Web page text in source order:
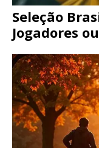
Seleção
Jogadores